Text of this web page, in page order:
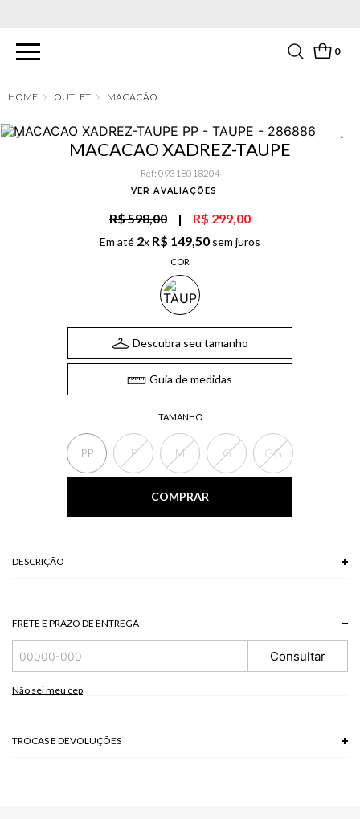
0
OUTLET MACACÃO
MACACAO XADREZ-TAUPE
Ref: 09318018204
VER AVALIAÇÕES
R$ 598,00 | R$ 299,00
Em até 2x R$ 149,50 sem juros
COR
TAMANHO
PP P M G GG
Descubra seu tamanho
Guia de medidas
COMPRAR
DESCRIÇÃO
FRETE E PRAZO DE ENTREGA
Consultar
Não sei meu cep
TROCAS E DEVOLUÇÕES